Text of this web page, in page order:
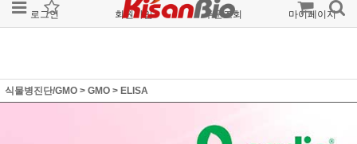
로그인 회원가입 주문조회 마이페이지
식물병진단/GMO > GMO > ELISA